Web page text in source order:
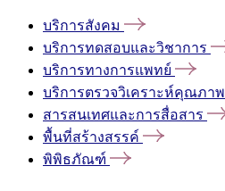
บริการสังคม
บริการทดสอบและวิชาการ
บริการทางการแพทย์
บริการตรวจวิเคราะห์คุณภาพ
สารสนเทศและการสื่อสาร
พื้นที่สร้างสรรค์
พิพิธภัณฑ์